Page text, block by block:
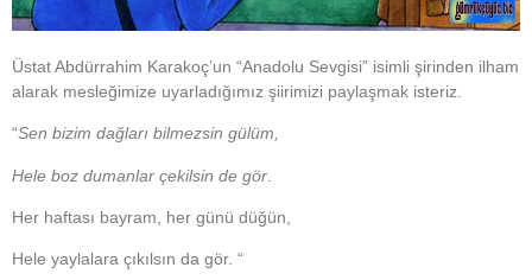
Üstat Abdürrahim Karakoç’un “Anadolu Sevgisi” isimli şirinden ilham
alarak mesleğimize uyarladığımız şiirimizi paylaşmak isteriz.
“Sen bizim dağları bilmezsin gülüm,
Hele boz dumanlar çekilsin de gör
Her haftası bayram, her günü düğün,
Hele yaylalara çıkılsın da gör. “